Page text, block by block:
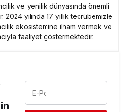
ve yenilik dünyasında önemli
yılında 17 yıllık tecrübemizle
ekosistemine ilham vermek ve
faaliyet göstermektedir.